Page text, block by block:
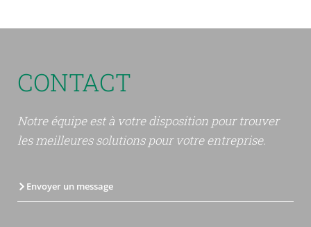
CONTACT
Notre équipe est à votre disposition pour trouver
les meilleures solutions pour votre entreprise.
Envoyer un message